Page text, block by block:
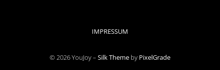
IMPRESSUM
© 2026 YouJoy – Silk Theme by PixelGrade